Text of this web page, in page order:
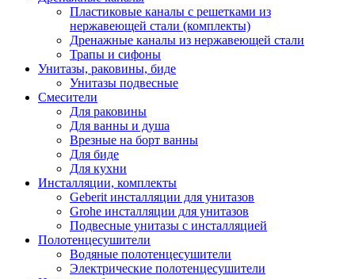
Пластиковые каналы с решетками из
нержавеющей стали (комплекты)
Дренажные каналы из нержавеющей стали
Трапы и сифоны
Унитазы, раковины, биде
Унитазы подвесные
Смесители
Для раковины
Для ванны и душа
Врезные на борт ванны
Для биде
Для кухни
Инсталляции, комплекты
Geberit инсталляции для унитазов
Grohe инсталляции для унитазов
Подвесные унитазы с инсталляцией
Полотенцесушители
Водяные полотенцесушители
Электрические полотенцесушители